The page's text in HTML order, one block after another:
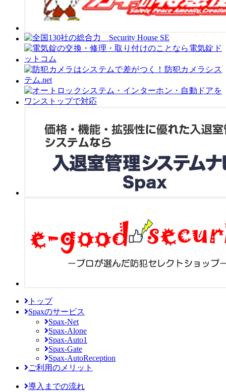
トップ
Spaxのサービス
Spax-Net
Spax-Alone
Spax-Auto1
Spax-Gate
Spax-AutoReception
ご利用のメリット
導入までの流れ